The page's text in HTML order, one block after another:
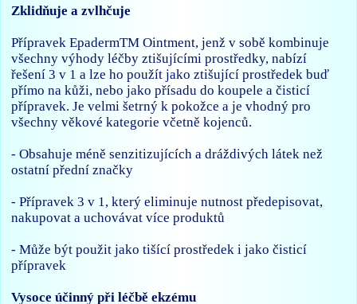
Zklidňuje a zvlhčuje
Přípravek EpadermTM Ointment, jenž v sobě kombinuje
všechny výhody léčby ztišujícími prostředky, nabízí
řešení 3 v 1 a lze ho použít jako ztišující prostředek buď
přímo na kůži, nebo jako přísadu do koupele a čisticí
přípravek. Je velmi šetrný k pokožce a je vhodný pro
všechny věkové kategorie včetně kojenců.
- Obsahuje méně senzitizujících a dráždivých látek než
ostatní přední značky
- Přípravek 3 v 1, který eliminuje nutnost předepisovat,
nakupovat a uchovávat více produktů
- Může být použit jako tišící prostředek i jako čisticí
přípravek
Vysoce účinný při léčbě ekzému